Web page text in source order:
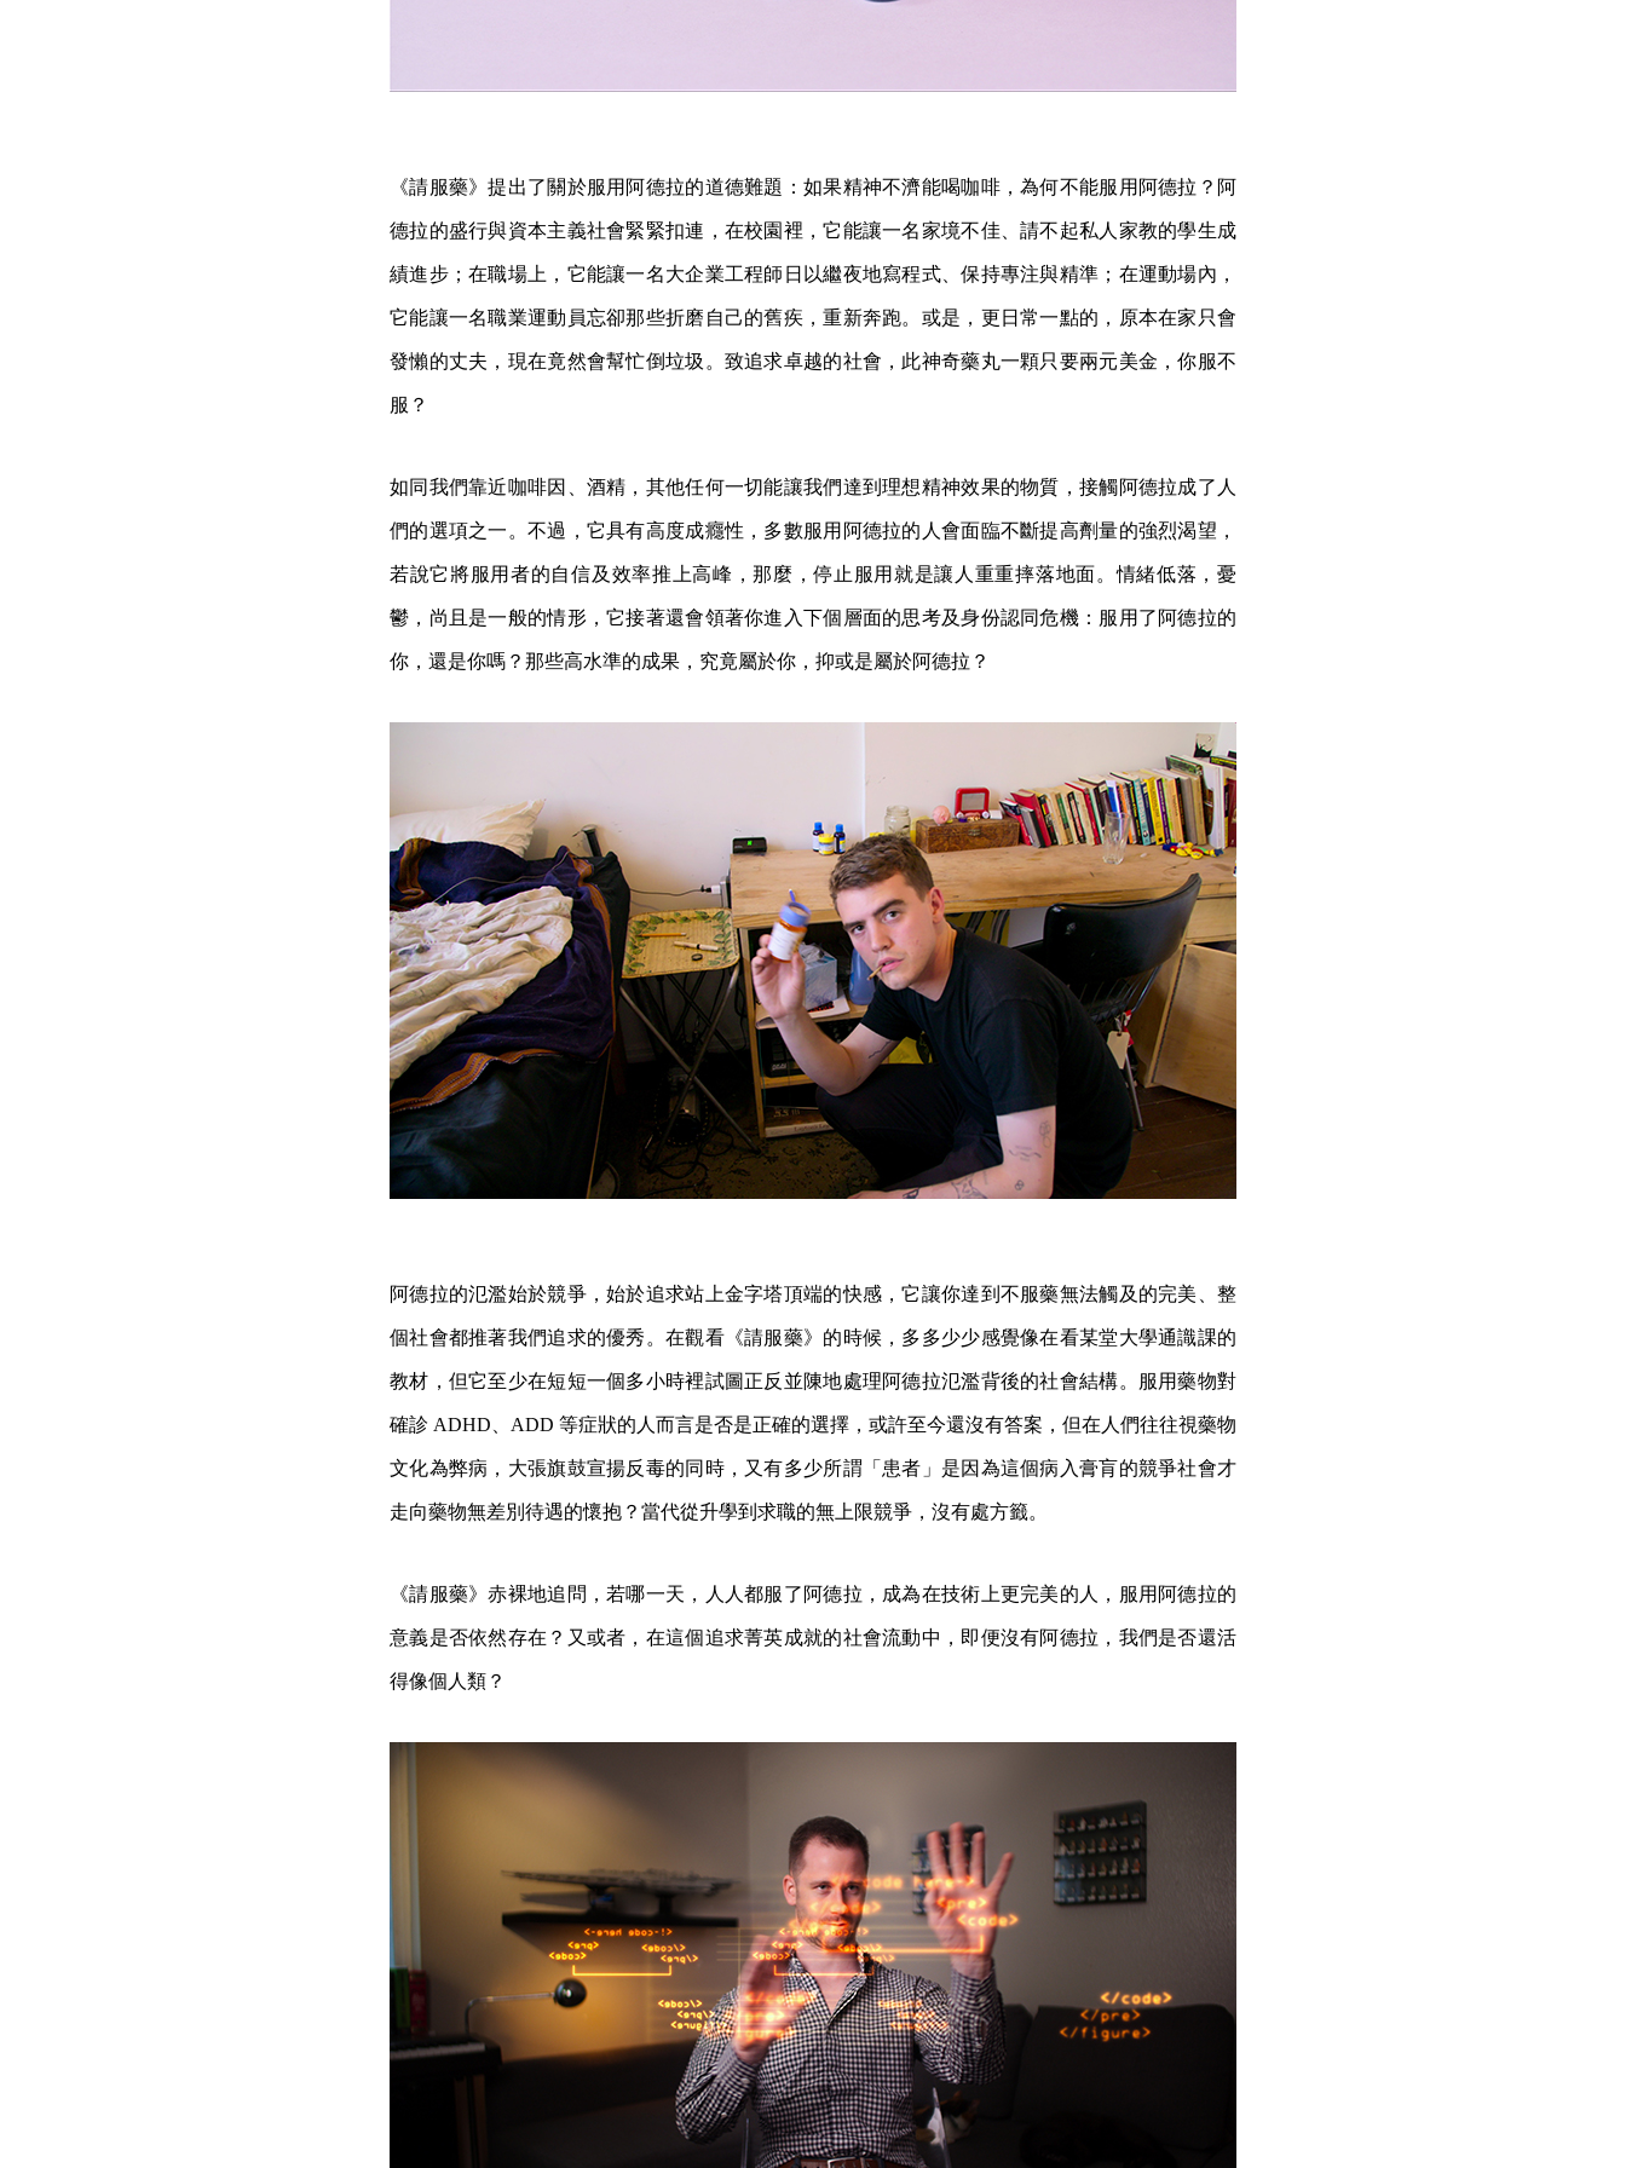
《請服藥》提出了關於服用阿德拉的道德難題：如果精神不濟能喝咖啡，為何不能服用阿德拉？阿
德拉的盛行與資本主義社會緊緊扣連，在校園裡，它能讓一名家境不佳、請不起私人家教的學生成
績進步；在職場上，它能讓一名大企業工程師日以繼夜地寫程式、保持專注與精準；在運動場內，
它能讓一名職業運動員忘卻那些折磨自己的舊疾，重新奔跑。或是，更日常一點的，原本在家只會
發懶的丈夫，現在竟然會幫忙倒垃圾。致追求卓越的社會，此神奇藥丸一顆只要兩元美金，你服不
服？
如同我們靠近咖啡因、酒精，其他任何一切能讓我們達到理想精神效果的物質，接觸阿德拉成了人
們的選項之一。不過，它具有高度成癮性，多數服用阿德拉的人會面臨不斷提高劑量的強烈渴望，
若說它將服用者的自信及效率推上高峰，那麼，停止服用就是讓人重重摔落地面。情緒低落，憂
鬱，尚且是一般的情形，它接著還會領著你進入下個層面的思考及身份認同危機：服用了阿德拉的
你，還是你嗎？那些高水準的成果，究竟屬於你，抑或是屬於阿德拉？
阿德拉的氾濫始於競爭，始於追求站上金字塔頂端的快感，它讓你達到不服藥無法觸及的完美、整
個社會都推著我們追求的優秀。在觀看《請服藥》的時候，多多少少感覺像在看某堂大學通識課的
教材，但它至少在短短一個多小時裡試圖正反並陳地處理阿德拉氾濫背後的社會結構。服用藥物對
確診 ADHD、ADD 等症狀的人而言是否是正確的選擇，或許至今還沒有答案，但在人們往往視藥物
文化為弊病，大張旗鼓宣揚反毒的同時，又有多少所謂「患者」是因為這個病入膏肓的競爭社會才
走向藥物無差別待遇的懷抱？當代從升學到求職的無上限競爭，沒有處方籤。
《請服藥》赤裸地追問，若哪一天，人人都服了阿德拉，成為在技術上更完美的人，服用阿德拉的
意義是否依然存在？又或者，在這個追求菁英成就的社會流動中，即便沒有阿德拉，我們是否還活
得像個人類？